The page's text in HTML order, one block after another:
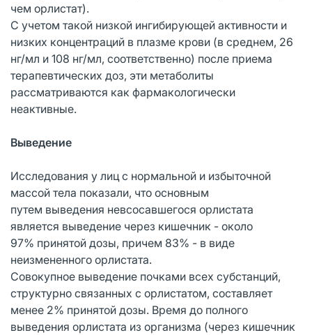
чем орлистат).
С учетом такой низкой ингибирующей активности и
низких концентраций в плазме крови (в среднем, 26
нг/мл и 108 нг/мл, соответственно) после приема
терапевтических доз, эти метаболиты
рассматриваются как фармакологически
неактивные.
Выведение
Исследования у лиц с нормальной и избыточной
массой тела показали, что основным
путем выведения невсосавшегося орлистата
является выведение через кишечник - около
97% принятой дозы, причем 83% - в виде
неизмененного орлистата.
Совокупное выведение почками всех субстанций,
структурно связанных с орлистатом, составляет
менее 2% принятой дозы. Время до полного
выведения орлистата из организма (через кишечник